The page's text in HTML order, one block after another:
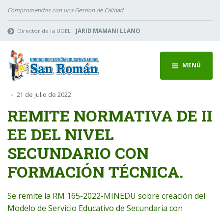
Comprometidos con una Gestion de Calidad
Director de la UGEL : JARID MAMANI LLANO
MENÚ
21 de julio de 2022
REMITE NORMATIVA DE II
EE DEL NIVEL
SECUNDARIO CON
FORMACIÓN TÉCNICA.
Se remite la RM 165-2022-MINEDU sobre creación del
Modelo de Servicio Educativo de Secundaria con